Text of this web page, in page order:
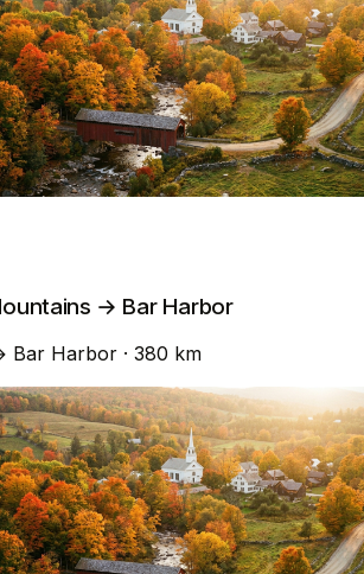
→ Bar Harbor
Bar Harbor · 380 km